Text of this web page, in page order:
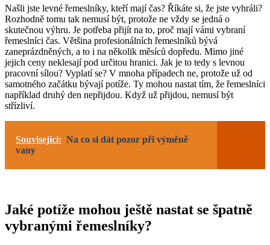
Našli jste levné řemeslníky, kteří mají čas? Říkáte si, že jste vyhráli?
Rozhodně tomu tak nemusí být, protože ne vždy se jedná o
skutečnou výhru. Je potřeba přijít na to, proč mají vámi vybraní
řemeslníci čas. Většina profesionálních řemeslníků bývá
zaneprázdněných, a to i na několik měsíců dopředu. Mimo jiné
jejich ceny neklesají pod určitou hranici. Jak je to tedy s levnou
pracovní sílou? Vyplatí se? V mnoha případech ne, protože už od
samotného začátku bývají potíže. Ty mohou nastat tím, že řemeslníci
například druhý den nepřijdou. Když už přijdou, nemusí být
střízliví.
Související: Na co si dát pozor při výměně
vany
Jaké potíže mohou ještě nastat se špatně
vybranými řemeslníky?